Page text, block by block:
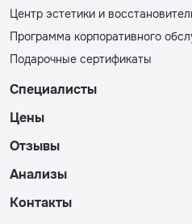
Центр эстетики и
Программа корпоративного
Подарочные сертификаты
Специалисты
Цены
Отзывы
Анализы
Контакты